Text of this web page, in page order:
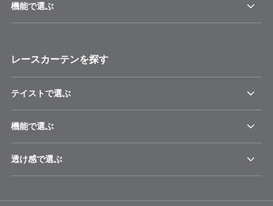
機能で選ぶ
レースカーテンを探す
テイストで選ぶ
機能で選ぶ
透け感で選ぶ